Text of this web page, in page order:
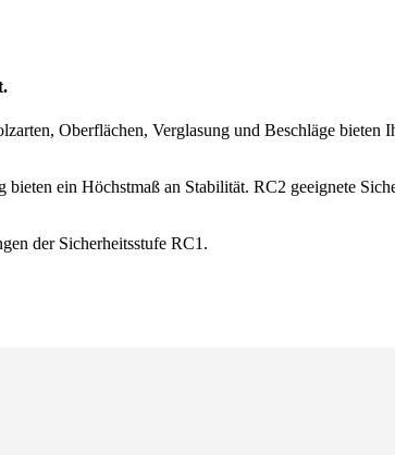
Oberflächen, Verglasung und Beschläge bieten
ein Höchstmaß an Stabilität. RC2 geeignete
der Sicherheitsstufe RC1.